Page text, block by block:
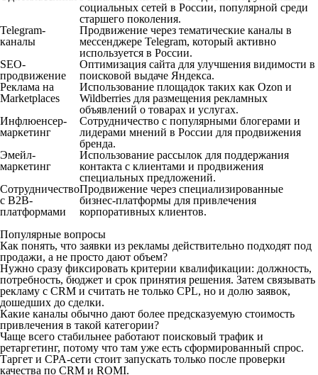
социальных сетей в России, популярной среди
старшего поколения.
Telegram-
каналы
Продвижение через тематические каналы в
мессенджере Telegram, который активно
используется в России.
SEO-
продвижение
Оптимизация сайта для улучшения видимости в
поисковой выдаче Яндекса.
Реклама на
Marketplaces
Использование площадок таких как Ozon и
Wildberries для размещения рекламных
объявлений о товарах и услугах.
Инфлюенсер-
маркетинг
Сотрудничество с популярными блогерами и
лидерами мнений в России для продвижения
бренда.
Эмейл-
маркетинг
Использование рассылок для поддержания
контакта с клиентами и продвижения
специальных предложений.
Сотрудничество
с B2B-
платформами
Продвижение через специализированные
бизнес-платформы для привлечения
корпоративных клиентов.
Популярные вопросы
Как понять, что заявки из рекламы действительно подходят под
продажи, а не просто дают объем?
Нужно сразу фиксировать критерии квалификации: должность,
потребность, бюджет и срок принятия решения. Затем связывать
рекламу с CRM и считать не только CPL, но и долю заявок,
дошедших до сделки.
Какие каналы обычно дают более предсказуемую стоимость
привлечения в такой категории?
Чаще всего стабильнее работают поисковый трафик и
ретаргетинг, потому что там уже есть сформированный спрос.
Таргет и CPA-сети стоит запускать только после проверки
качества по CRM и ROMI.